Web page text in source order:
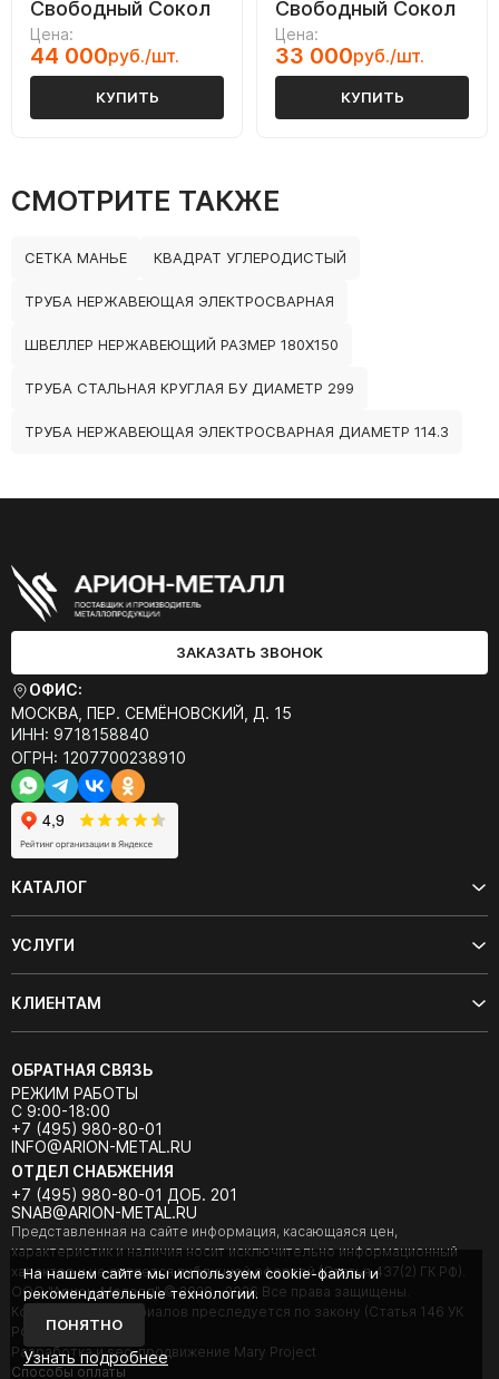
Свободный Сокол
Цена:
44 000руб./шт.
КУПИТЬ
Свободный Сокол
Цена:
33 000руб./шт.
КУПИТЬ
СМОТРИТЕ ТАКЖЕ
СЕТКА МАНЬЕ КВАДРАТ УГЛЕРОДИСТЫЙ
ТРУБА НЕРЖАВЕЮЩАЯ ЭЛЕКТРОСВАРНАЯ
ШВЕЛЛЕР НЕРЖАВЕЮЩИЙ РАЗМЕР 180Х150
ТРУБА СТАЛЬНАЯ КРУГЛАЯ БУ ДИАМЕТР 299
ТРУБА НЕРЖАВЕЮЩАЯ ЭЛЕКТРОСВАРНАЯ ДИАМЕТР 114.3
ЗАКАЗАТЬ ЗВОНОК
ОФИС:
МОСКВА, ПЕР. СЕМЁНОВСКИЙ, Д. 15
ИНН: 9718158840
ОГРН: 1207700238910
КАТАЛОГ
УСЛУГИ
КЛИЕНТАМ
ОБРАТНАЯ СВЯЗЬ
РЕЖИМ РАБОТЫ
С 9:00-18:00
+7 (495) 980-80-01
INFO@ARION-METAL.RU
ОТДЕЛ СНАБЖЕНИЯ
+7 (495) 980-80-01 ДОБ. 201
SNAB@ARION-METAL.RU
Представленная на сайте информация, касающаяся цен,
характеристик и наличия носит исключительно информационный
характер и не является публичной офертой (Статья 437(2) ГК РФ).
ООО "Арион-Металл" © 2020 - 2026 Все права защищены.
Копирование материалов преследуется по закону (Статья 146 УК
РФ).
Разработка и seo-продвижение Mary Project
Cпособы оплаты
На нашем сайте мы используем cookie-файлы и
рекомендательные технологии.
ПОНЯТНО
Узнать подробнее